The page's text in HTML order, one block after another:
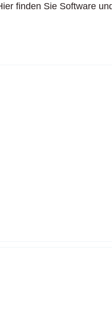
finden Sie Software